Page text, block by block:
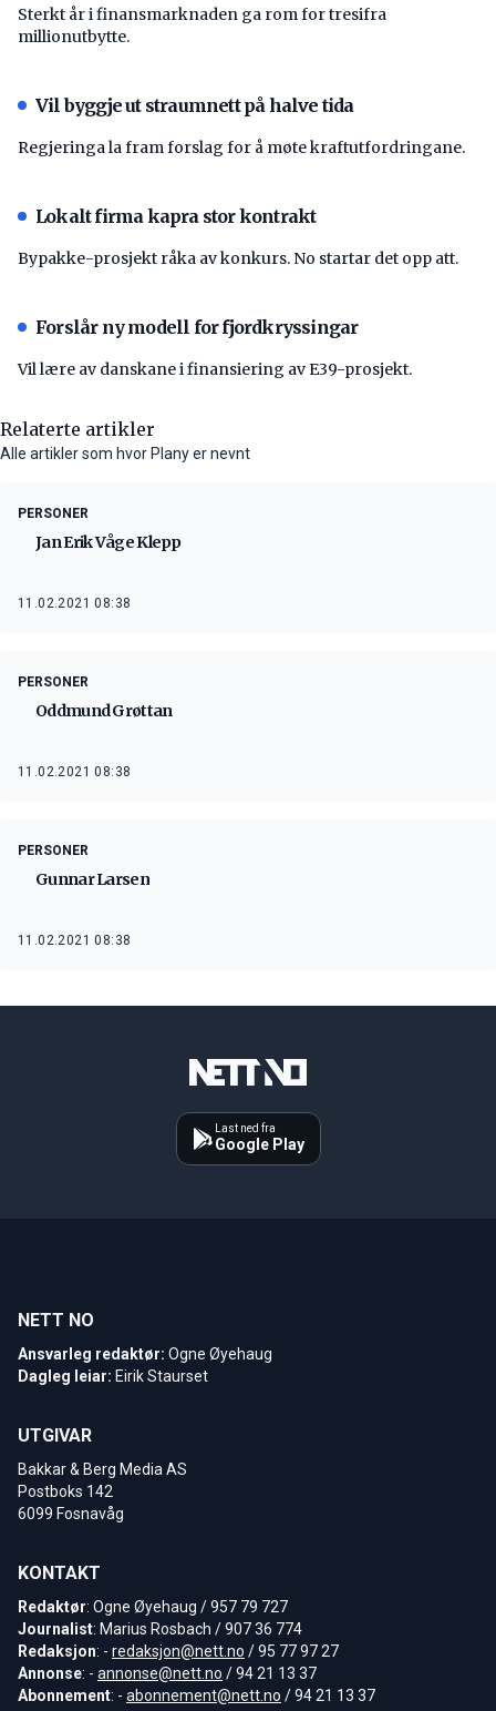
Sterkt år i finansmarknaden ga rom for tresifra
millionutbytte.
Vil byggje ut straumnett på halve tida
Regjeringa la fram forslag for å møte kraftutfordringane.
Lokalt firma kapra stor kontrakt
Bypakke-prosjekt råka av konkurs. No startar det opp att.
Forslår ny modell for fjordkryssingar
Vil lære av danskane i finansiering av E39-prosjekt.
Relaterte artikler
Alle artikler som hvor Plany er nevnt
PERSONER
Jan Erik Våge Klepp
11.02.2021 08:38
PERSONER
Oddmund Grøttan
11.02.2021 08:38
PERSONER
Gunnar Larsen
11.02.2021 08:38
Last ned fra
Google Play
NETT NO
Ansvarleg redaktør: Ogne Øyehaug
Dagleg leiar: Eirik Staurset
UTGIVAR
Bakkar & Berg Media AS
Postboks 142
6099 Fosnavåg
KONTAKT
Redaktør: Ogne Øyehaug / 957 79 727
Journalist: Marius Rosbach / 907 36 774
Redaksjon: - redaksjon@nett.no / 95 77 97 27
Annonse: - annonse@nett.no / 94 21 13 37
Abonnement: - abonnement@nett.no / 94 21 13 37